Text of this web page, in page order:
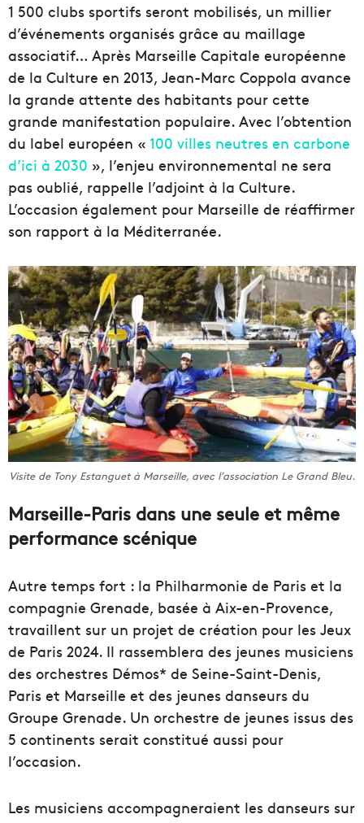
1 500 clubs sportifs seront mobilisés, un millier
d’événements organisés grâce au maillage
associatif… Après Marseille Capitale européenne
de la Culture en 2013, Jean-Marc Coppola avance
la grande attente des habitants pour cette
grande manifestation populaire. Avec l’obtention
du label européen « 100 villes neutres en carbone
d’ici à 2030 », l’enjeu environnemental ne sera
pas oublié, rappelle l’adjoint à la Culture.
L’occasion également pour Marseille de réaffirmer
son rapport à la Méditerranée.
Visite de Tony Estanguet à Marseille, avec l’association Le Grand Bleu.
Marseille-Paris dans une seule et même
performance scénique
Autre temps fort : la Philharmonie de Paris et la
compagnie Grenade, basée à Aix-en-Provence,
travaillent sur un projet de création pour les Jeux
de Paris 2024. Il rassemblera des jeunes musiciens
des orchestres Démos* de Seine-Saint-Denis,
Paris et Marseille et des jeunes danseurs du
Groupe Grenade. Un orchestre de jeunes issus des
5 continents serait constitué aussi pour
l’occasion.
Les musiciens accompagneraient les danseurs sur